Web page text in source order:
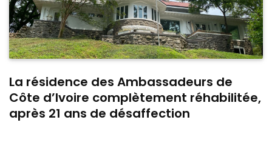
La résidence des Ambassadeurs de
Côte d’Ivoire complètement réhabilitée,
après 21 ans de désaffection